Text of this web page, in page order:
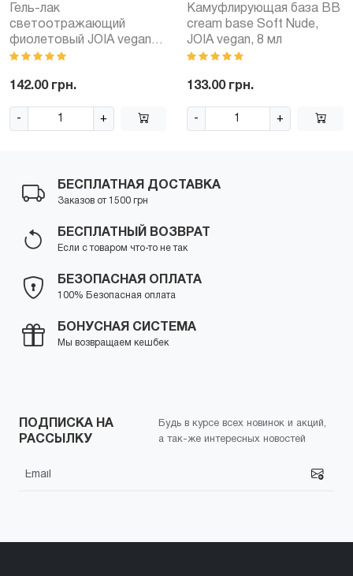
Гель-лак
светоотражающий
фиолетовый JOIA vegan
№066, с шиммером (6 мл)
142.00 грн.
- +
Камуфлирующая база BB
cream base Soft Nude,
JOIA vegan, 8 мл
133.00 грн.
- +
БЕСПЛАТНАЯ ДОСТАВКА
Заказов от 1500 грн
БЕСПЛАТНЫЙ ВОЗВРАТ
Если с товаром что-то не так
БЕЗОПАСНАЯ ОПЛАТА
100% Безопасная оплата
БОНУСНАЯ СИСТЕМА
Мы возвращаем кешбек
ПОДПИСКА НА
РАССЫЛКУ
Будь в курсе всех новинок и акций,
а так-же интересных новостей